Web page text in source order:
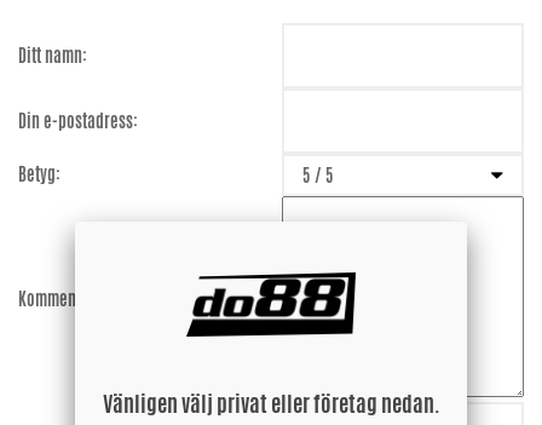
Ditt namn:
Din e-postadress:
Betyg:
Kommentar:
Vänligen välj privat eller företag nedan.